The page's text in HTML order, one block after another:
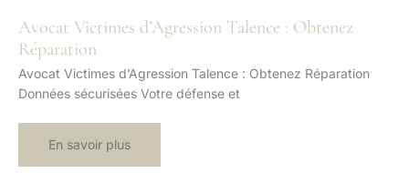
Avocat Victimes d’Agression Talence : Obtenez
Réparation
Avocat Victimes d’Agression Talence : Obtenez Réparation
Données sécurisées Votre défense et
Avocat
d’Agression
En savoir plus